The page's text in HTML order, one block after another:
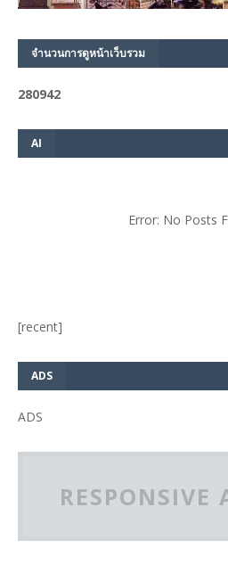
จำนวนการดูหน้าเว็บรวม
280942
AI
Error: No Posts
[recent]
ADS
ADS
RESPONSIVE